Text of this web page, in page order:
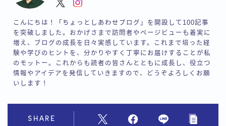
こんにちは！「ちょっとしあわせブログ」を開設して100記事
を突破しました。おかげさまで訪問者やページビューも着実に
増え、ブログの成長を日々実感しています。これまで培った経
験や学びのヒントを、分かりやすく丁寧にお届けすることが私
のモットー。これからも読者の皆さんとともに成長し、役立つ
情報やアイデアを発信していきますので、どうぞよろしくお願
いします！
SHARE